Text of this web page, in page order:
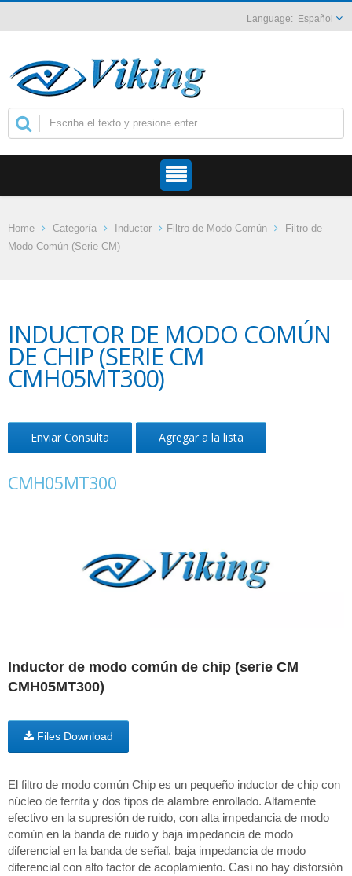
Español
Home Categoría Inductor Filtro de Modo Común
Filtro de
Modo Común (Serie CM)
INDUCTOR DE MODO COMÚN
DE CHIP (SERIE CM
CMH05MT300)
Enviar Consulta Agregar a la lista
CMH05MT300
Inductor de modo común de chip (serie CM
CMH05MT300)
Files Download
El filtro de modo común Chip es un pequeño inductor de chip con
núcleo de ferrita y dos tipos de alambre enrollado. Altamente
efectivo en la supresión de ruido, con alta impedancia de modo
común en la banda de ruido y baja impedancia de modo
diferencial en la banda de señal, baja impedancia de modo
diferencial con alto factor de acoplamiento. Casi no hay distorsión